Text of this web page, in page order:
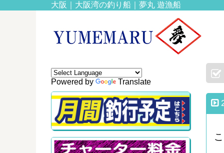
大阪｜大阪湾の釣り船｜夢丸 遊漁船
Powered by Translate